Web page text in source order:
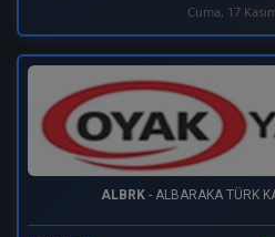
Cuma, 17
ALBRK- ALBARAKA TÜRK